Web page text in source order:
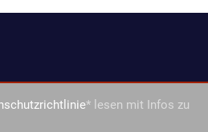
* lesen mit Infos zu